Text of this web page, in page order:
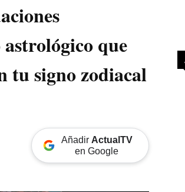
que
tu signo zodiacal
Añadir ActualTV
en Google